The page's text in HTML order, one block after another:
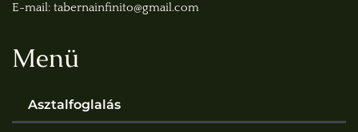
E-mail: tabernainfinito@gmail.com
Menü
Asztalfoglalás